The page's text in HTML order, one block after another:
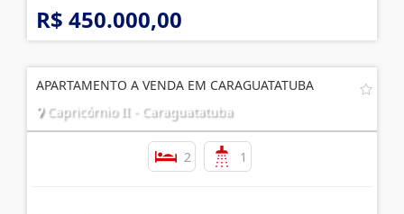
R$ 450.000,00
APARTAMENTO A VENDA EM CARAGUATATUBA
Capricórnio II - Caraguatatuba
2 1